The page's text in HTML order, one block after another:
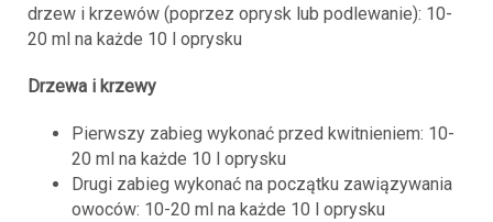
drzew i krzewów (poprzez oprysk lub podlewanie): 10-
20 ml na każde 10 l oprysku
Drzewa i krzewy
Pierwszy zabieg wykonać przed kwitnieniem: 10-
20 ml na każde 10 l oprysku
Drugi zabieg wykonać na początku zawiązywania
owoców: 10-20 ml na każde 10 l oprysku